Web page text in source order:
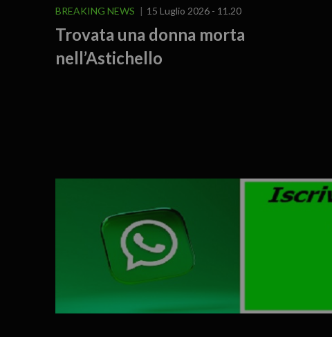
BREAKING NEWS 15 Luglio 2026 - 11.20
Trovata una donna morta
nell’Astichello